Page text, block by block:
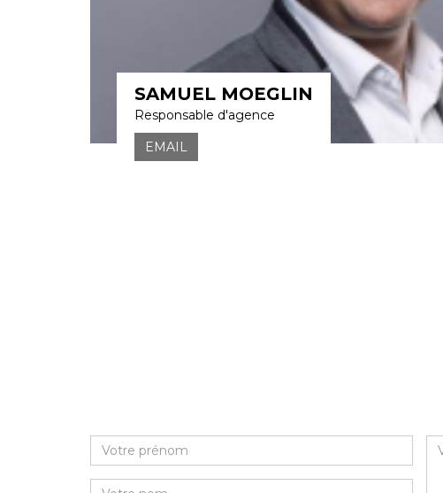
SAMUEL MOEGLIN
Responsable d'agence
EMAIL